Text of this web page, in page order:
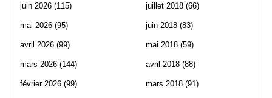
juin 2026 (115)
mai 2026 (95)
avril 2026 (99)
mars 2026 (144)
février 2026 (99)
juillet 2018 (66)
juin 2018 (83)
mai 2018 (59)
avril 2018 (88)
mars 2018 (91)